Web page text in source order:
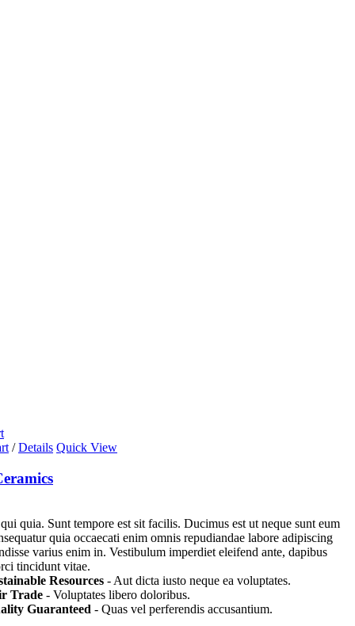
/ Details Quick View
quia. Sunt tempore est sit facilis. Ducimus est ut neque sunt eum
quia occaecati enim omnis repudiandae labore adipiscing
varius enim in. Vestibulum imperdiet eleifend ante, dapibus
tincidunt vitae.
Resources - Aut dicta iusto neque ea voluptates.
Trade - Voluptates libero doloribus.
Guaranteed - Quas vel perferendis accusantium.